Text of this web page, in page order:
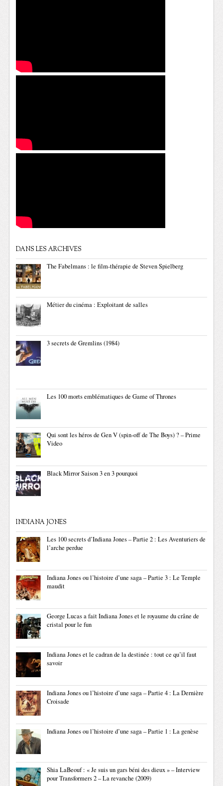
DANS LES ARCHIVES
The Fabelmans : le film-thérapie de Steven Spielberg
Métier du cinéma : Exploitant de salles
3 secrets de Gremlins (1984)
Les 100 morts emblématiques de Game of Thrones
Qui sont les héros de Gen V (spin-off de The Boys) ? – Prime
Video
Black Mirror Saison 3 en 3 pourquoi
INDIANA JONES
Les 100 secrets d’Indiana Jones – Partie 2 : Les Aventuriers de
l’arche perdue
Indiana Jones ou l’histoire d’une saga – Partie 3 : Le Temple
maudit
George Lucas a fait Indiana Jones et le royaume du crâne de
cristal pour le fun
Indiana Jones et le cadran de la destinée : tout ce qu’il faut
savoir
Indiana Jones ou l’histoire d’une saga – Partie 4 : La Dernière
Croisade
Indiana Jones ou l’histoire d’une saga – Partie 1 : La genèse
Shia LaBeouf : « Je suis un gars béni des dieux » – Interview
pour Transformers 2 – La revanche (2009)